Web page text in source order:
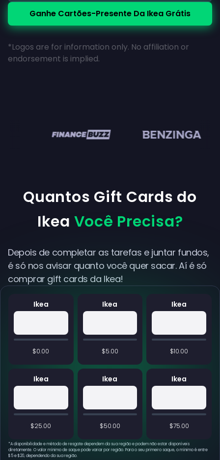
Ganhe Cartões-Presente Da Ikea Grátis
*Logos are for information only. No affiliation or
endorsement is implied.
Ikea
$0.00
Ikea
$5.00
Ikea
$10.00
Ikea
$25.00
Ikea
$50.00
Ikea
$75.00
*A disponibilidade e método de resgate dependem da sua região e podem não estar disponíveis
diretamente. O valor mínimo de saque pode variar por região. Para o seu primeiro saque, o mínimo é entre
$5 e $20, dependendo da sua região.
Quantos Gift Cards do
Ikea Você Precisa?
Depois de completar as tarefas e juntar fundos,
é só nos avisar quanto você quer sacar. Aí é só
comprar gift cards da Ikea!